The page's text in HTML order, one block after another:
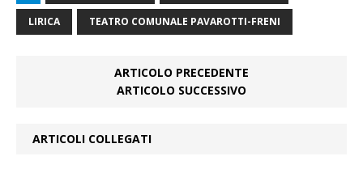
LIRICA TEATRO COMUNALE PAVAROTTI-FRENI
ARTICOLO PRECEDENTE
ARTICOLO SUCCESSIVO
ARTICOLI COLLEGATI